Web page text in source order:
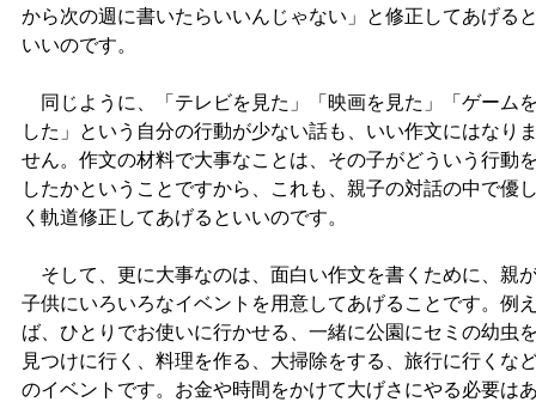
から次の週に書いたらいいんじゃない」と修正してあげる
いいのです。
同じように、「テレビを見た」「映画を見た」「ゲーム
した」という自分の行動が少ない話も、いい作文にはなり
せん。作文の材料で大事なことは、その子がどういう行動
したかということですから、これも、親子の対話の中で優
く軌道修正してあげるといいのです。
そして、更に大事なのは、面白い作文を書くために、親
子供にいろいろなイベントを用意してあげることです。例
ば、ひとりでお使いに行かせる、一緒に公園にセミの幼虫
見つけに行く、料理を作る、大掃除をする、旅行に行くな
のイベントです。お金や時間をかけて大げさにやる必要は